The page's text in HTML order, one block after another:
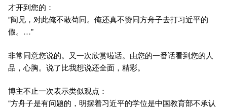
才开到您的：
”阎兄，对此俺不敢苟同。俺还真不赞同方舟子去打习近平的
假。…”
非常同意您说的。又一次欣赏啦话。由您的一番话看到您的人
品，心胸。说了比我想说还全面，精彩。
博主不止一次表示类似观点：
“方舟子是有问题的，明摆着习近平的学位是中国教育部不承认